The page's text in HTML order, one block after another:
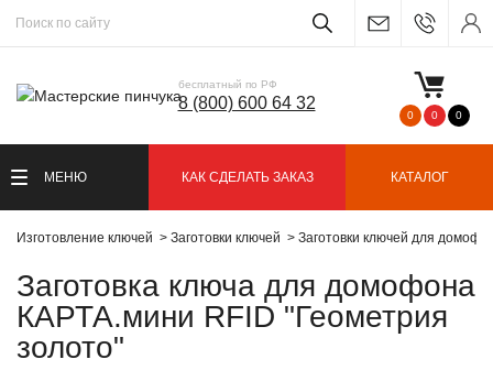
бесплатный по РФ
8 (800) 600 64 32
0 0 0
МЕНЮ КАК СДЕЛАТЬ ЗАКАЗ КАТАЛОГ
Изготовление ключей Заготовки ключей Заготовки ключей для
Заготовка ключа для домофона
КАРТА.мини RFID "Геометрия
золото"